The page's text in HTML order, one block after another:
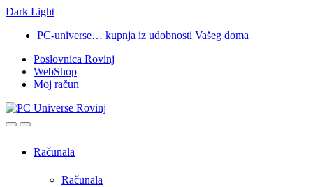
Dark Light
navigation
content
PC-universe… kupnja iz udobnosti Vašeg doma
Poslovnica Rovinj
WebShop
Moj račun
OpenClose
Računala
Računala